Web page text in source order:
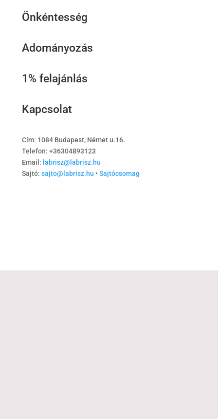
Önkéntesség
Adományozás
1% felajánlás
Kapcsolat
Cím: 1084 Budapest, Német u.16.
Telefon: +36304893123
Email: labrisz@labrisz.hu
Sajtó: sajto@labrisz.hu • Sajtócsomag